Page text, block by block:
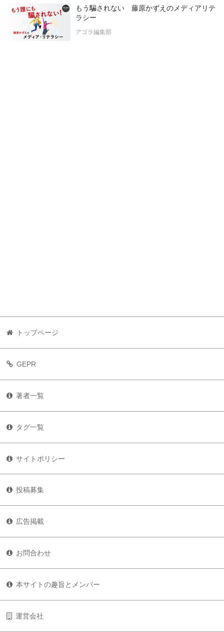
もう騙されない 藤原かずえのメディアリテ
ラシー
アゴラ編集部
トップページ
GEPR
著者一覧
タグ一覧
サイトポリシー
投稿募集
広告掲載
お問合わせ
本サイトの趣旨とメンバー
運営会社